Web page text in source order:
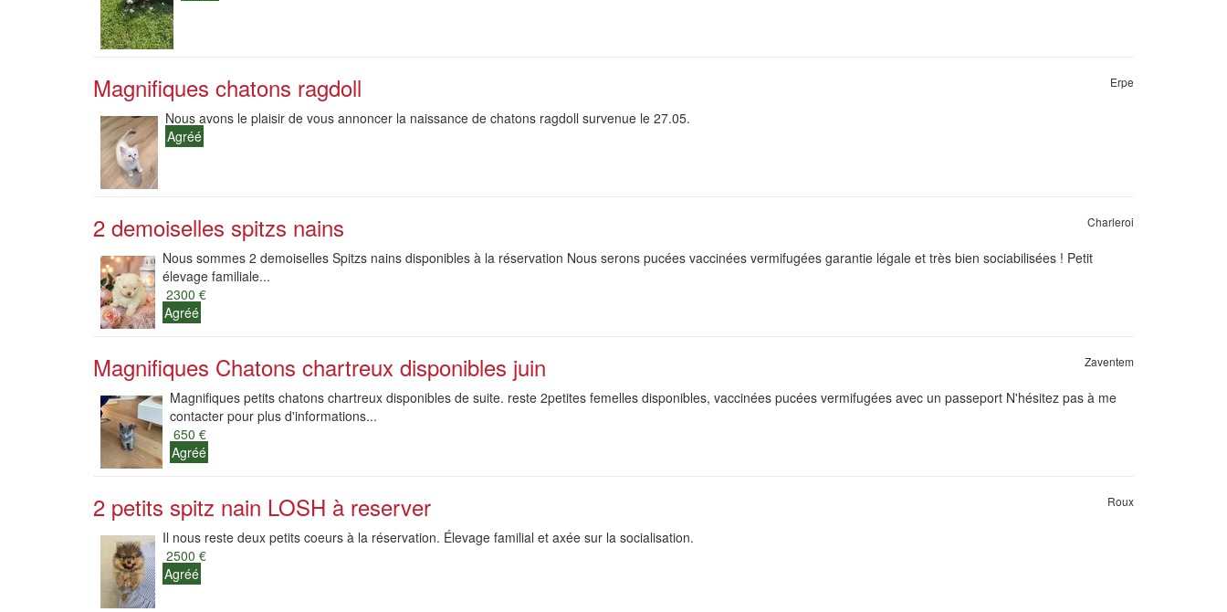
Magnifiques chatons ragdoll Erpe
Nous avons le plaisir de vous annoncer la naissance de chatons ragdoll survenue le 27.05.
Agréé
2 demoiselles spitzs nains Charleroi
Nous sommes 2 demoiselles Spitzs nains disponibles à la réservation Nous serons pucées vaccinées vermifugées garantie légale et très bien sociabilisées ! Petit
élevage familiale...
2300 €
Agréé
Magnifiques Chatons chartreux disponibles juin Zaventem
Magnifiques petits chatons chartreux disponibles de suite. reste 2petites femelles disponibles, vaccinées pucées vermifugées avec un passeport N'hésitez pas à me
contacter pour plus d'informations...
650 €
Agréé
2 petits spitz nain LOSH à reserver Roux
Il nous reste deux petits coeurs à la réservation. Élevage familial et axée sur la socialisation.
2500 €
Agréé